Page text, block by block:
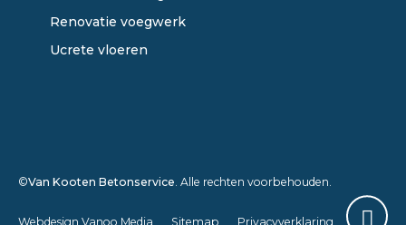
Renovatie voegwerk
Ucrete vloeren
©Van Kooten Betonservice . Alle rechten voorbehouden.
Webdesign Vanoo Media Sitemap Privacyverklaring